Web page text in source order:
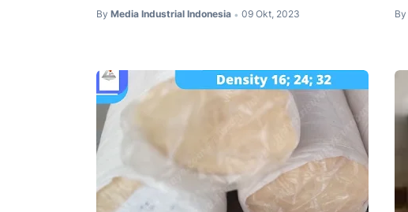
By Media Industrial Indonesia • 09 Okt, 2023 By